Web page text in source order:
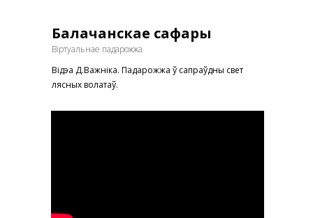
Балачанскае сафары
Віртуальнае падарожжа
Відэа Д.Важніка. Падарожжа ў сапраўдны свет
лясных волатаў.